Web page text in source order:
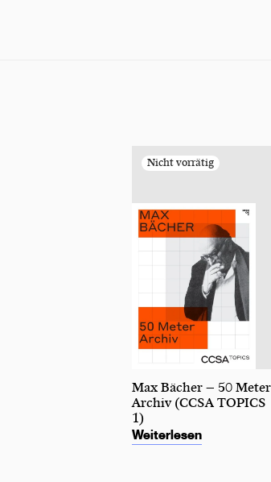
Max Bächer – 50 Meter
Archiv (CCSA TOPICS
1)
Weiterlesen